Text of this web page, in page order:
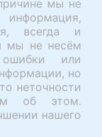
мы не
информация,
всегда и
мы не несём
или
но
неточности
об этом.
нашего